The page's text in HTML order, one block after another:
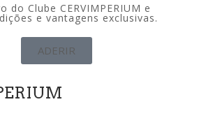
do Clube CERVIMPERIUM e
e vantagens exclusivas.
ADERIR